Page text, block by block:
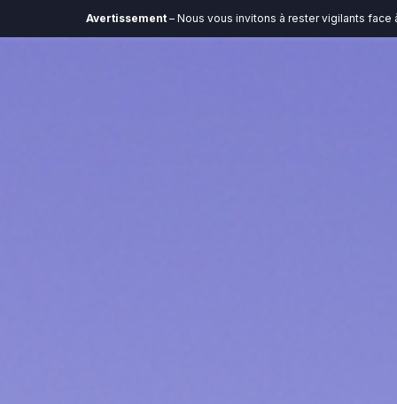
Avertissement– Nous vous invitons à rester vigilants face à toute